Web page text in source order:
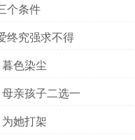
个条件
终究强求不得
色染尘
亲孩子二选一
她打架